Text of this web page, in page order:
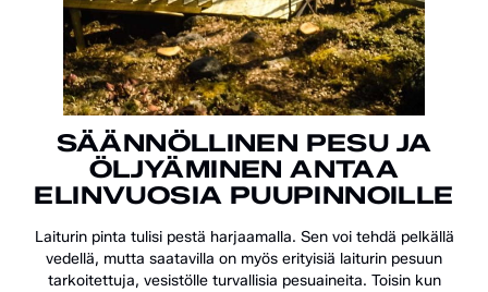
SÄÄNNÖLLINEN PESU JA
ÖLJYÄMINEN ANTAA
ELINVUOSIA PUUPINNOILLE
Laiturin pinta tulisi pestä harjaamalla. Sen voi tehdä pelkällä
vedellä, mutta saatavilla on myös erityisiä laiturin pesuun
tarkoitettuja, vesistölle turvallisia pesuaineita. Toisin kun